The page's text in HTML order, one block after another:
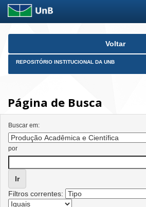
Skip
Voltar
REPOSITÓRIO INSTITUCIONAL DA UNB
Página de Busca
Buscar em:
por
Filtros correntes: